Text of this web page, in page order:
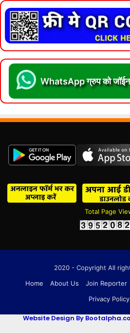
WhatsApp ग्रुप को
Total Page
2020 - Copyright All
Home
About Us Join Reporter
Privacy Policy
Website Design By